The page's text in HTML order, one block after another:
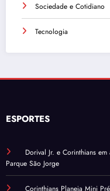
Sociedade e Cotidiano
Tecnologia
ESPORTES
Dorival Jr. e Corinthians
Parque São Jorge
Corinthians Planeja Mini